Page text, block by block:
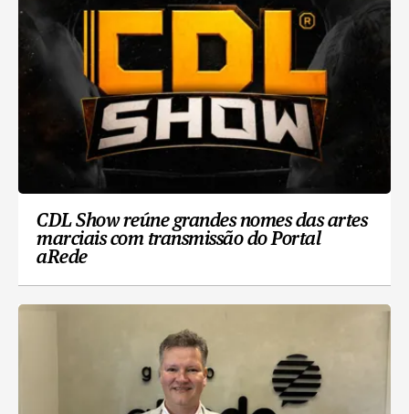
CDL Show reúne grandes nomes das artes
marciais com transmissão do Portal
aRede